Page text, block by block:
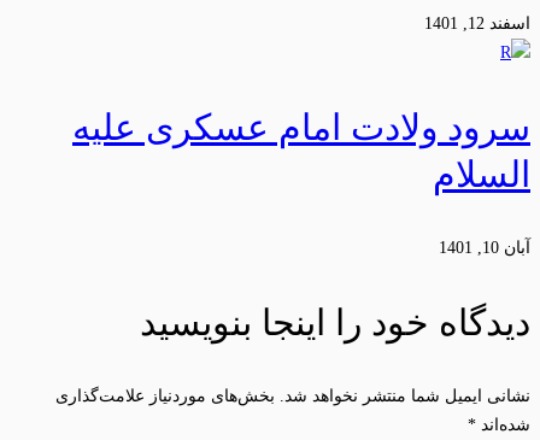
اسفند 12, 1401
سرود ولادت امام عسکری علیه
السلام
آبان 10, 1401
دیدگاه خود را اینجا بنویسید
نشانی ایمیل شما منتشر نخواهد شد.
بخش‌های موردنیاز علامت‌گذاری
شده‌اند *